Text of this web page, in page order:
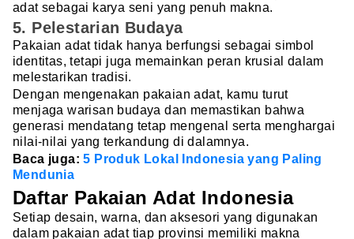
adat sebagai karya seni yang penuh makna.
5. Pelestarian Budaya
Pakaian adat tidak hanya berfungsi sebagai simbol
identitas, tetapi juga memainkan peran krusial dalam
melestarikan tradisi.
Dengan mengenakan pakaian adat, kamu turut
menjaga warisan budaya dan memastikan bahwa
generasi mendatang tetap mengenal serta menghargai
nilai-nilai yang terkandung di dalamnya.
Baca juga:5 Produk Lokal Indonesia yang Paling
Mendunia
Daftar Pakaian Adat Indonesia
Setiap desain, warna, dan aksesori yang digunakan
dalam pakaian adat tiap provinsi memiliki makna